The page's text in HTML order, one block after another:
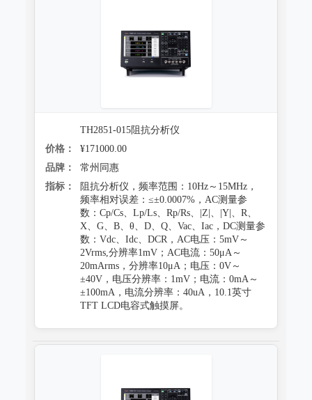
TH2851-015阻抗分析仪
价格：
¥171000.00
品牌：
常州同惠
指标：
阻抗分析仪，频率范围：10Hz～15MHz，
频率相对误差：≤±0.0007%，AC测量参
数：Cp/Cs、Lp/Ls、Rp/Rs、|Z|、|Y|、R、
X、G、B、θ、D、Q、Vac、Iac，DC测量参
数：Vdc、Idc、DCR，AC电压：5mV～
2Vrms,分辨率1mV；AC电流：50μA～
20mArms，分辨率10μA；电压：0V～
±40V，电压分辨率：1mV；电流：0mA～
±100mA，电流分辨率：40uA，10.1英寸
TFT LCD电容式触摸屏。